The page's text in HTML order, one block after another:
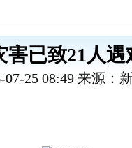
害已致21人遇
07-25 08:49 来源：